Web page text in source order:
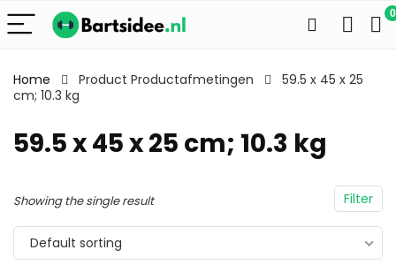
0
Home Product Productafmetingen
59.5 x 45 x 25
cm; 10.3 kg
59.5 x 45 x 25 cm; 10.3 kg
Filter
Showing the single result
Default sorting